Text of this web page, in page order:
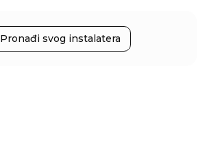
Pronađi svog instalatera